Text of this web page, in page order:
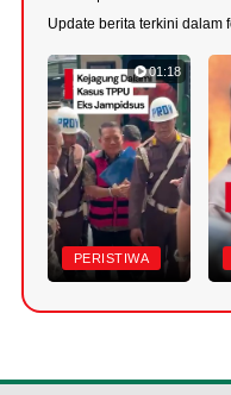
Update berita terkini dalam
01:18
PERISTIWA